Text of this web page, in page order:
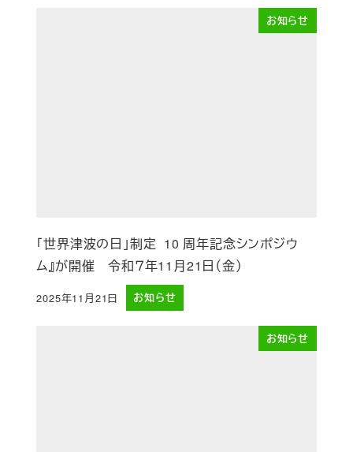
お知らせ
「世界津波の日」制定 10 周年記念シンポジウ
ム』が開催 令和７年11月21日（金）
投稿日
2025年11月21日 お知らせ
お知らせ